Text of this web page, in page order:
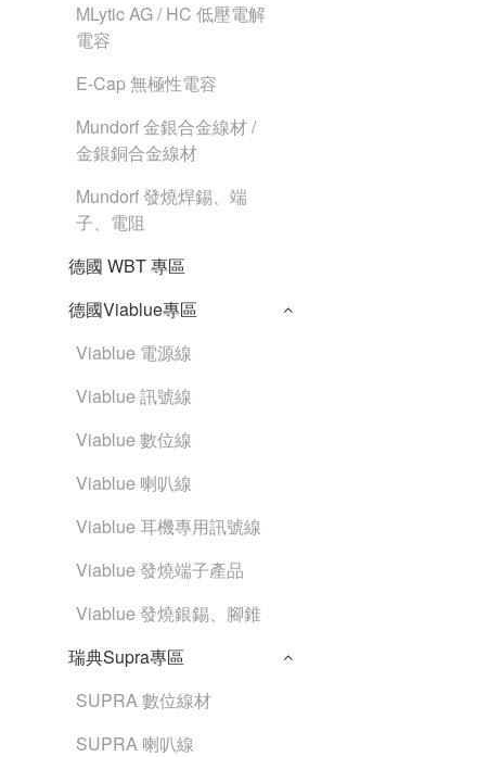
MLytic AG / HC 低壓電解
電容
E-Cap 無極性電容
Mundorf 金銀合金線材 /
金銀銅合金線材
Mundorf 發燒焊錫、端
子、電阻
德國 WBT 專區
德國Viablue專區
Viablue 電源線
Viablue 訊號線
Viablue 數位線
Viablue 喇叭線
Viablue 耳機專用訊號線
Viablue 發燒端子產品
Viablue 發燒銀錫、腳錐
瑞典Supra專區
SUPRA 數位線材
SUPRA 喇叭線